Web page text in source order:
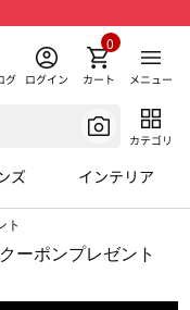
グ ログイン カート
0
メニュー
カテゴリ
ズ インテリア
ト